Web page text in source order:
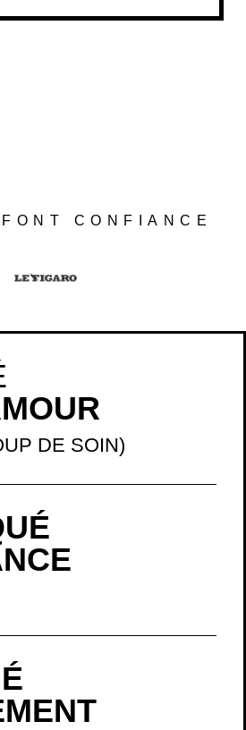
CONFIANCE
DE SOIN)